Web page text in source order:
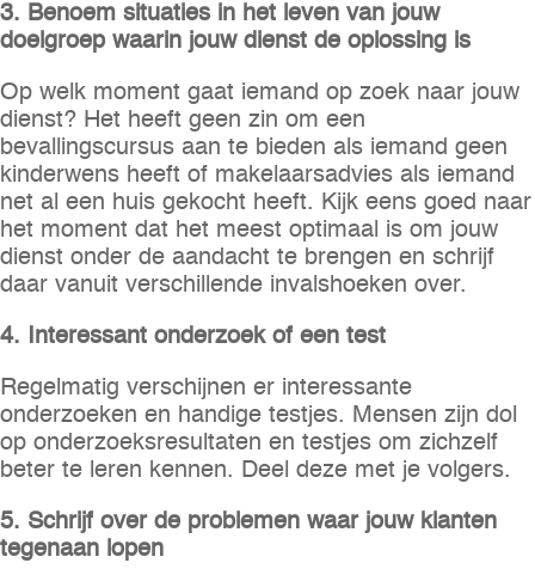
3. Benoem situaties in het leven van jouw
doelgroep waarin jouw dienst de oplossing is
Op welk moment gaat iemand op zoek naar jouw
dienst? Het heeft geen zin om een
bevallingscursus aan te bieden als iemand geen
kinderwens heeft of makelaarsadvies als iemand
net al een huis gekocht heeft. Kijk eens goed naar
het moment dat het meest optimaal is om jouw
dienst onder de aandacht te brengen en schrijf
daar vanuit verschillende invalshoeken over.
4. Interessant onderzoek of een test
Regelmatig verschijnen er interessante
onderzoeken en handige testjes. Mensen zijn dol
op onderzoeksresultaten en testjes om zichzelf
beter te leren kennen. Deel deze met je volgers.
5. Schrijf over de problemen waar jouw klanten
tegenaan lopen